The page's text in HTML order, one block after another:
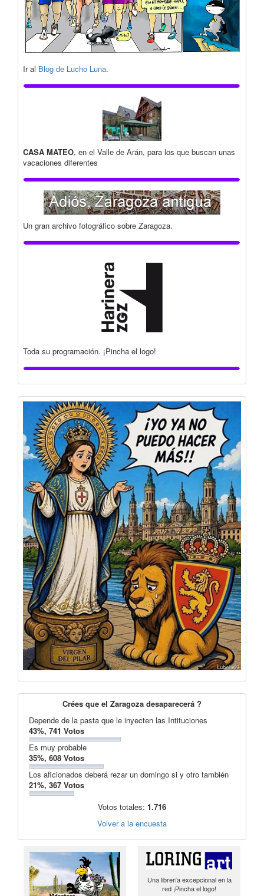
Ir al Blog de Lucho Luna.
CASA MATEO, en el Valle de Arán, para los que buscan unas
vacaciones diferentes
Un gran archivo fotográfico sobre Zaragoza.
Toda su programación. ¡Pincha el logo!
Crées que el Zaragoza desaparecerá ?
Depende de la pasta que le inyecten las Intituciones
43%, 741 Votos
Es muy probable
35%, 608 Votos
Los aficionados deberá rezar un domingo si y otro también
21%, 367 Votos
Votos totales: 1.716
Volver a la encuesta
Una librería excepcional en la
red ¡Pincha el logo!